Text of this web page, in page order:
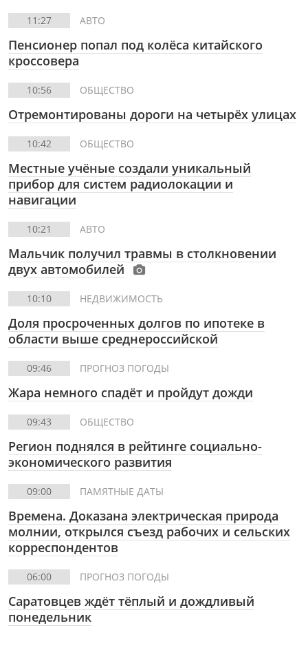
11:27 АВТО
Пенсионер попал под колёса китайского
кроссовера
10:56 ОБЩЕСТВО
Отремонтированы дороги на четырёх улицах
10:42 ОБЩЕСТВО
Местные учёные создали уникальный
прибор для систем радиолокации и
навигации
10:21 АВТО
Мальчик получил травмы в столкновении
двух автомобилей
10:10 НЕДВИЖИМОСТЬ
Доля просроченных долгов по ипотеке в
области выше среднероссийской
09:46 ПРОГНОЗ ПОГОДЫ
Жара немного спадёт и пройдут дожди
09:43 ОБЩЕСТВО
Регион поднялся в рейтинге социально-
экономического развития
09:00 ПАМЯТНЫЕ ДАТЫ
Времена. Доказана электрическая природа
молнии, открылся съезд рабочих и сельских
корреспондентов
06:00 ПРОГНОЗ ПОГОДЫ
Саратовцев ждёт тёплый и дождливый
понедельник